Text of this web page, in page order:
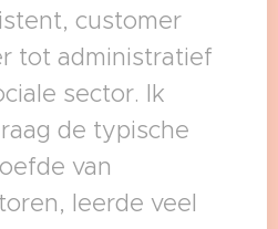
customer
tot administratief
sector. Ik
de typische
van
leerde veel